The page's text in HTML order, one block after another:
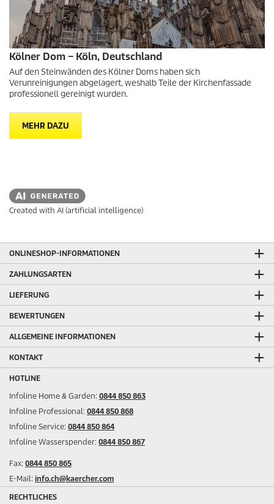
Kölner Dom – Köln, Deutschland
Auf den Steinwänden des Kölner Doms haben sich
Verunreinigungen abgelagert, weshalb Teile der Kirchenfassade
professionell gereinigt wurden.
MEHR DAZU
Created with AI (artificial intelligence)
ONLINESHOP-INFORMATIONEN
ZAHLUNGSARTEN
LIEFERUNG
BEWERTUNGEN
ALLGEMEINE INFORMATIONEN
KONTAKT
HOTLINE
Infoline Home & Garden: 0844 850 863
Infoline Professional: 0844 850 868
Infoline Service: 0844 850 864
Infoline Wasserspender: 0844 850 867
Fax: 0844 850 865
E-Mail: info.ch@kaercher.com
RECHTLICHES